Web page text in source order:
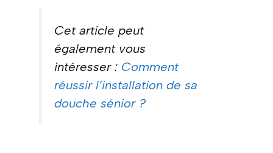
Cet article peut
également vous
intéresser : Comment
réussir l’installation de sa
douche sénior ?